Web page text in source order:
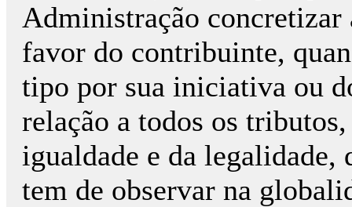
Administração concretizar
favor do contribuinte,
tipo por sua iniciativa ou
relação a todos os
igualdade e da
tem de observar na